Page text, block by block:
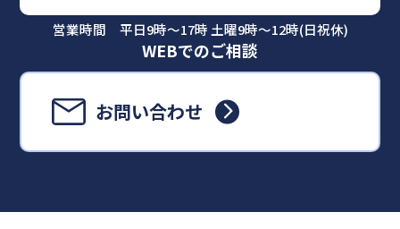
営業時間 平日9時～17時 土曜9時～12時(日祝休)
WEBでのご相談
お問い合わせ